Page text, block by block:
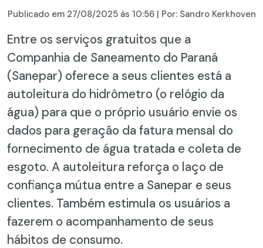
Publicado em 27/08/2025às 10:56 | Por: Sandro Kerkhoven
Entre os serviços gratuitos que a
Companhia de Saneamento do Paraná
(Sanepar) oferece a seus clientes está a
autoleitura do hidrômetro (o relógio da
água) para que o próprio usuário envie os
dados para geração da fatura mensal do
fornecimento de água tratada e coleta de
esgoto. A autoleitura reforça o laço de
confiança mútua entre a Sanepar e seus
clientes. Também estimula os usuários a
fazerem o acompanhamento de seus
hábitos de consumo.